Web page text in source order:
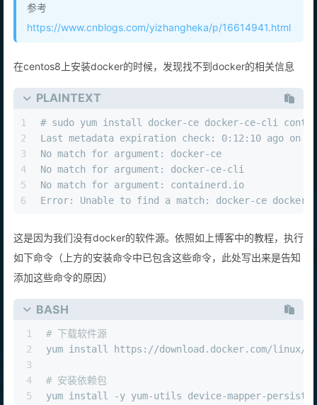
参考
https://www.cnblogs.com/yizhangheka/p/16614941.html
在centos8上安装docker的时候，发现找不到docker的相关信息
PLAINTEXT
1
2
3
4
5
6
# sudo yum install docker-ce docker-ce-cli
Last metadata expiration check: 0:12:10 ago on
No match for argument: docker-ce
No match for argument: docker-ce-cli
No match for argument: containerd.io
Error: Unable to find a match: docker-ce
这是因为我们没有docker的软件源。依照如上博客中的教程，执行
如下命令（上方的安装命令中已包含这些命令，此处写出来是告知
添加这些命令的原因）
BASH
1
2
3
4
5
# 下载软件源
yum install https://download.docker.com/linux/
# 安装依赖包
yum install -y yum-utils device-mapper-